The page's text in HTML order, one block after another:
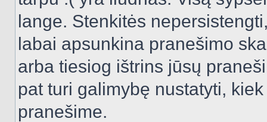
lange. Stenkitės
labai apsunkina pranešimo
arba tiesiog ištrins jūsų
pat turi galimybę nustatyti,
pranešime.